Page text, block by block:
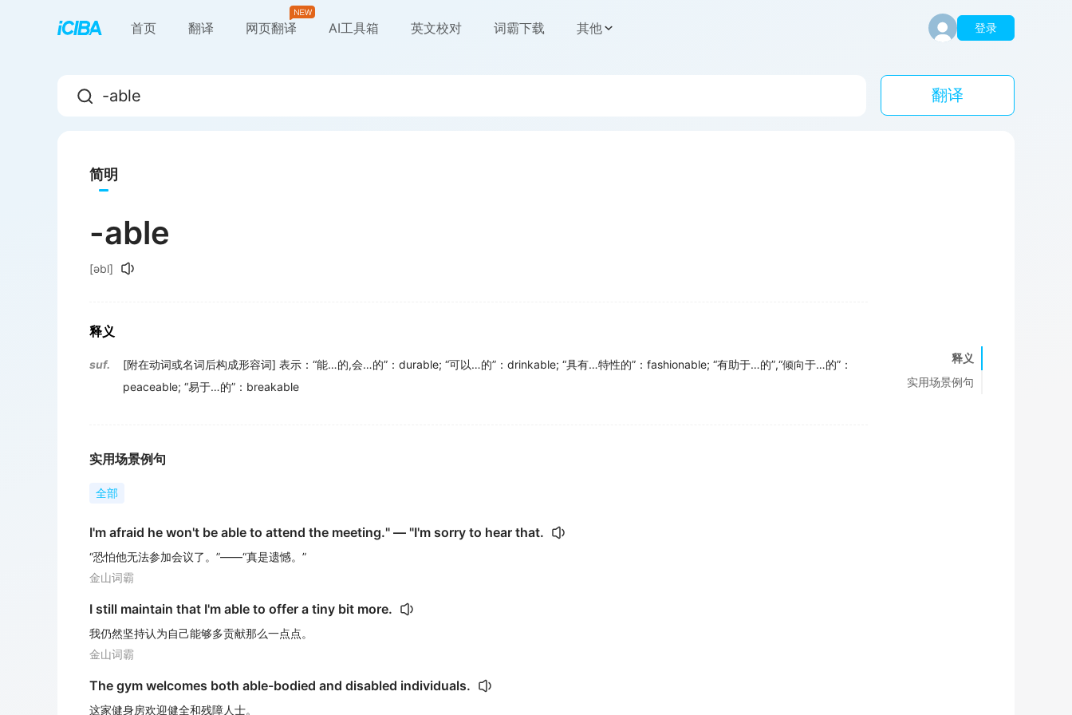
首页 翻译 网页翻译 AI工具箱 英文校对 词霸下载 其他 登录
翻译
简明
-able
[əbl]
释义
suf. [附在动词或名词后构成形容词] 表示：“能…的,会…的”：durable; “可以…的”：drinkable; “具有…特性的”：fashionable; “有助于…的”,“倾向于…的”：
peaceable; “易于…的”：breakable
实用场景例句
全部
I'm afraid he won't be able to attend the meeting." — "I'm sorry to hear that.
“恐怕他无法参加会议了。”——“真是遗憾。”
金山词霸
I still maintain that I'm able to offer a tiny bit more.
我仍然坚持认为自己能够多贡献那么一点点。
金山词霸
The gym welcomes both able-bodied and disabled individuals.
这家健身房欢迎健全和残障人士。
释义
实用场景例句